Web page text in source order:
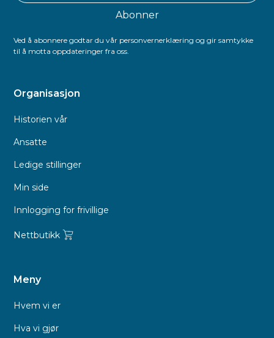
Ved å abonnere godtar du vår personvernerklæring og gir samtykke
til å motta oppdateringer fra oss.
Organisasjon
Historien vår
Ansatte
Ledige stillinger
Min side
Innlogging for frivillige
Nettbutikk
Meny
Hvem vi er
Hva vi gjør